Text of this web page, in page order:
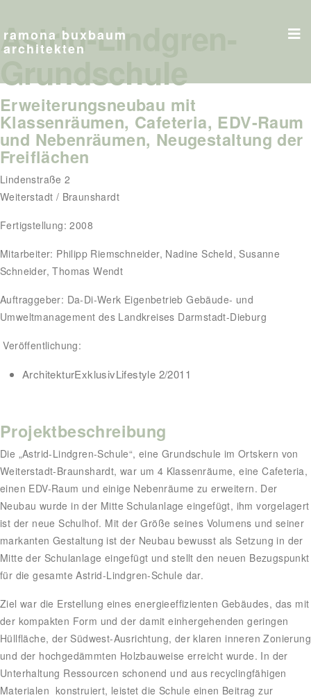
ramona buxbaum
architekten
Astrid-Lindgren-
Grundschule
Erweiterungsneubau mit
Klassenräumen, Cafeteria, EDV-Raum
und Nebenräumen, Neugestaltung der
Freiflächen
Lindenstraße 2
Weiterstadt / Braunshardt
Fertigstellung: 2008
Mitarbeiter: Philipp Riemschneider, Nadine Scheld, Susanne
Schneider, Thomas Wendt
Auftraggeber: Da-Di-Werk Eigenbetrieb Gebäude- und
Umweltmanagement des Landkreises Darmstadt-Dieburg
Veröffentlichung:
ArchitekturExklusivLifestyle 2/2011
Projektbeschreibung
Die „Astrid-Lindgren-Schule“, eine Grundschule im Ortskern von
Weiterstadt-Braunshardt, war um 4 Klassenräume, eine Cafeteria,
einen EDV-Raum und einige Nebenräume zu erweitern. Der
Neubau wurde in der Mitte Schulanlage eingefügt, ihm vorgelagert
ist der neue Schulhof. Mit der Größe seines Volumens und seiner
markanten Gestaltung ist der Neubau bewusst als Setzung in der
Mitte der Schulanlage eingefügt und stellt den neuen Bezugspunkt
für die gesamte Astrid-Lindgren-Schule dar.
Ziel war die Erstellung eines energieeffizienten Gebäudes, das mit
der kompakten Form und der damit einhergehenden geringen
Hüllfläche, der Südwest-Ausrichtung, der klaren inneren Zonierung
und der hochgedämmten Holzbauweise erreicht wurde. In der
Unterhaltung Ressourcen schonend und aus recyclingfähigen
Materialen konstruiert, leistet die Schule einen Beitrag zur